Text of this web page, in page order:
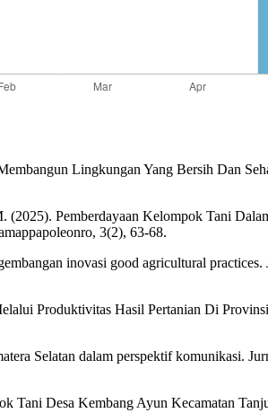
Lingkungan Yang Bersih Dan
Pemberdayaan Kelompok Tani
3(2), 63-68.
inovasi good agricultural
Produktivitas Hasil Pertanian Di
Selatan dalam perspektif komunikasi.
Desa Kembang Ayun Kecamatan